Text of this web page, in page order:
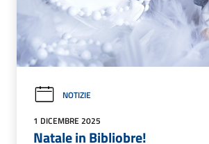
NOTIZIE
1 DICEMBRE 2025
Natale in Bibliobre!